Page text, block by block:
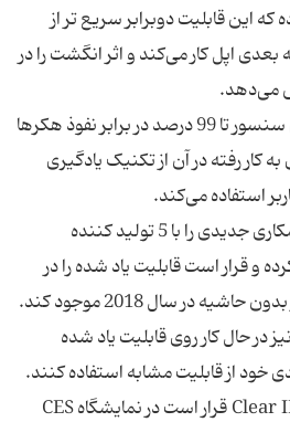
که این قابلیت دوبرابر سریع تر از
اپل کار می‌کند و اثر انگشت را در
سیناپتیک ادعا کرده که این سنسور تا 99 درصد در برابر نفوذ هکرها
کار رفته در آن از تکنیک یادگیری
استفاده می‌کند.
سیناپتیک در حال حاضر همکاری جدیدی را با 5 تولید کننده
و قرار است قابلیت یاد شده را در
در سال 2018 موجود کند.
در حال کار روی قابلیت یاد شده
از قابلیت مشابه استفاده کنند.
علاوه بر این نسخه دموی Clear ID قرار است در نمایشگاه CES